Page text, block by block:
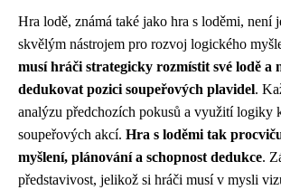
Hra lodě, známá také jako hra s loděmi, není
skvělým nástrojem pro rozvoj logického
musí hráči strategicky rozmístit své lodě a
dedukovat pozici soupeřových plavidel.
analýzu předchozích pokusů a využití logiky
soupeřových akcí. Hra s loděmi tak
myšlení, plánování a schopnost dedukce.
představivost, jelikož si hráči musí v mysli